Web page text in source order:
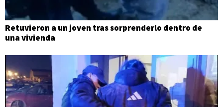
Retuvieron a un joven tras sorprenderlo dentro de
una vivienda